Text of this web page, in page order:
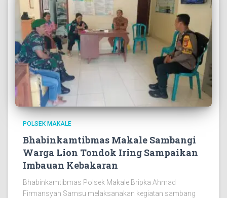
POLSEK MAKALE
Bhabinkamtibmas Makale Sambangi
Warga Lion Tondok Iring Sampaikan
Imbauan Kebakaran
Bhabinkamtibmas Polsek Makale Bripka Ahmad
Firmansyah Samsu melaksanakan kegiatan sambang